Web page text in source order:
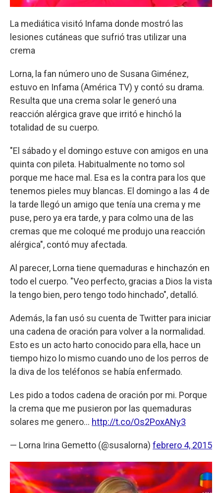
La mediática visitó Infama donde mostró las
lesiones cutáneas que sufrió tras utilizar una
crema
Lorna, la fan número uno de Susana Giménez,
estuvo en Infama (América TV) y contó su drama.
Resulta que una crema solar le generó una
reacción alérgica grave que irritó e hinchó la
totalidad de su cuerpo.
"El sábado y el domingo estuve con amigos en una
quinta con pileta. Habitualmente no tomo sol
porque me hace mal. Esa es la contra para los que
tenemos pieles muy blancas. El domingo a las 4 de
la tarde llegó un amigo que tenía una crema y me
puse, pero ya era tarde, y para colmo una de las
cremas que me coloqué me produjo una reacción
alérgica", contó muy afectada.
Al parecer, Lorna tiene quemaduras e hinchazón en
todo el cuerpo. "Veo perfecto, gracias a Dios la vista
la tengo bien, pero tengo todo hinchado", detalló.
Además, la fan usó su cuenta de Twitter para iniciar
una cadena de oración para volver a la normalidad.
Esto es un acto harto conocido para ella, hace un
tiempo hizo lo mismo cuando uno de los perros de
la diva de los teléfonos se había enfermado.
Les pido a todos cadena de oración por mi. Porque
la crema que me pusieron por las quemaduras
solares me genero... http://t.co/Os2PoxANy3
— Lorna Irina Gemetto (@susalorna) febrero 4, 2015